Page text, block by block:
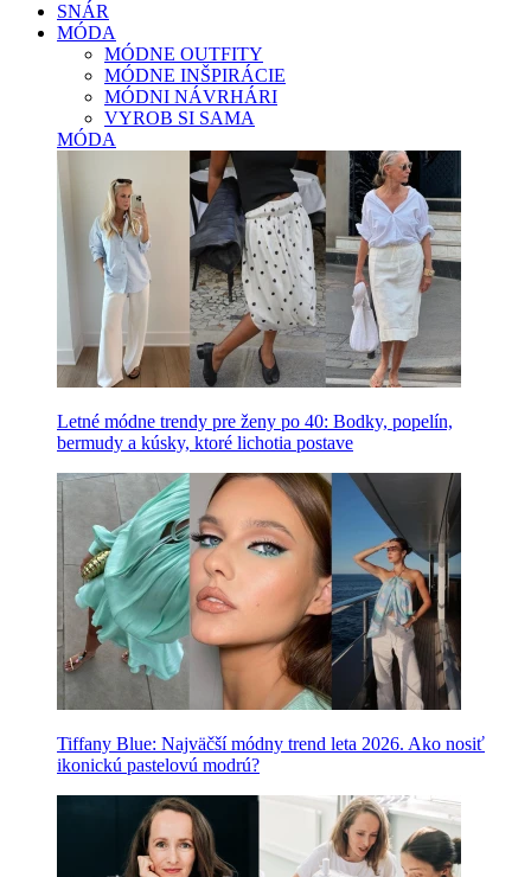
SNÁR
MÓDA
MÓDNE OUTFITY
MÓDNE INŠPIRÁCIE
MÓDNI NÁVRHÁRI
VYROB SI SAMA
MÓDA
Letné módne trendy pre ženy po 40: Bodky, popelín,
bermudy a kúsky, ktoré lichotia postave
Tiffany Blue: Najväčší módny trend leta 2026. Ako nosiť
ikonickú pastelovú modrú?